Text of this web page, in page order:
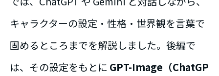
キャラクターの設定・性格・世界観を言葉で
固めるところまでを解説しました。後編で
は、その設定をもとに GPT-Image（ChatGP